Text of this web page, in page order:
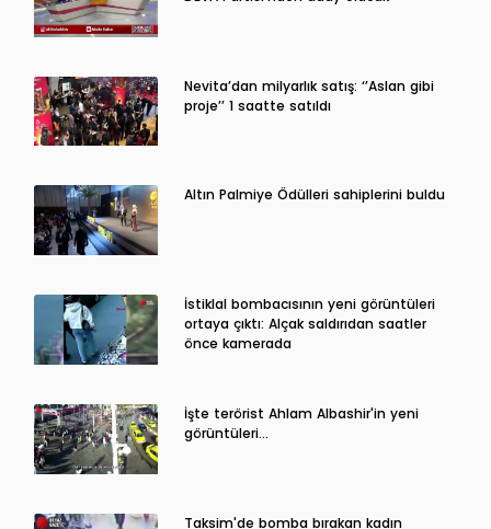
Nevita’dan milyarlık satış: ‘’Aslan gibi
proje’’ 1 saatte satıldı
Altın Palmiye Ödülleri sahiplerini buldu
İstiklal bombacısının yeni görüntüleri
ortaya çıktı: Alçak saldırıdan saatler
önce kamerada
İşte terörist Ahlam Albashir'in yeni
görüntüleri…
Taksim'de bomba bırakan kadın